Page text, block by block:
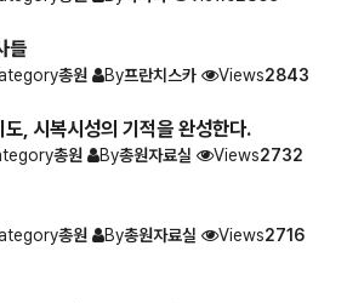
들
총원 By프란치스카 Views2843
, 시복시성의 기적을 완성한다.
총원 By총원자료실 Views2732
총원 By총원자료실 Views2716